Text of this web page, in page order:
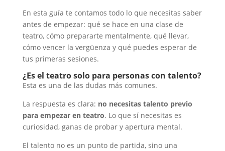
En esta guía te contamos todo lo que necesitas saber
antes de empezar: qué se hace en una clase de
teatro, cómo prepararte mentalmente, qué llevar,
cómo vencer la vergüenza y qué puedes esperar de
tus primeras sesiones.
¿Es el teatro solo para personas con talento?
Esta es una de las dudas más comunes.
La respuesta es clara: no necesitas talento previo
para empezar en teatro. Lo que sí necesitas es
curiosidad, ganas de probar y apertura mental.
El talento no es un punto de partida, sino una